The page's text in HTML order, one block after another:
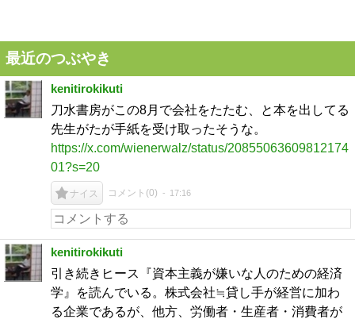
最近のつぶやき
kenitirokikuti
刀水書房がこの8月で会社をたたむ、と本を出してる
先生がたが手紙を受け取ったそうな。
https://x.com/wienerwalz/status/20855063609812174
01?s=20
ナイス コメント(0) 17:16
kenitirokikuti
引き続きヒース『資本主義が嫌いな人のための経済
学』を読んでいる。株式会社≒貸し手が経営に加わ
る企業であるが、他方、労働者・生産者・消費者が